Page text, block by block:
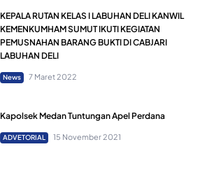
KEPALA RUTAN KELAS I LABUHAN DELI KANWIL
KEMENKUMHAM SUMUT IKUTI KEGIATAN
PEMUSNAHAN BARANG BUKTI DI CABJARI
LABUHAN DELI
News 7 Maret 2022
Kapolsek Medan Tuntungan Apel Perdana
ADVETORIAL 15 November 2021